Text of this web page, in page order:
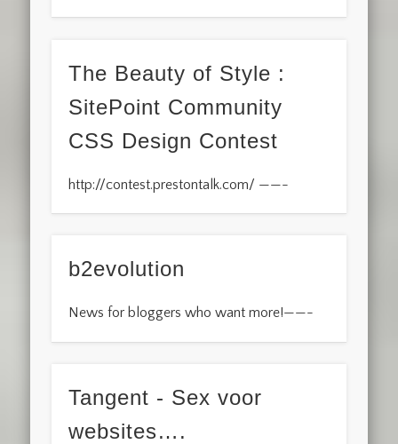
The Beauty of Style :
SitePoint Community
CSS Design Contest
http://contest.prestontalk.com/ ——-
b2evolution
News for bloggers who want more!——-
Tangent - Sex voor
websites….